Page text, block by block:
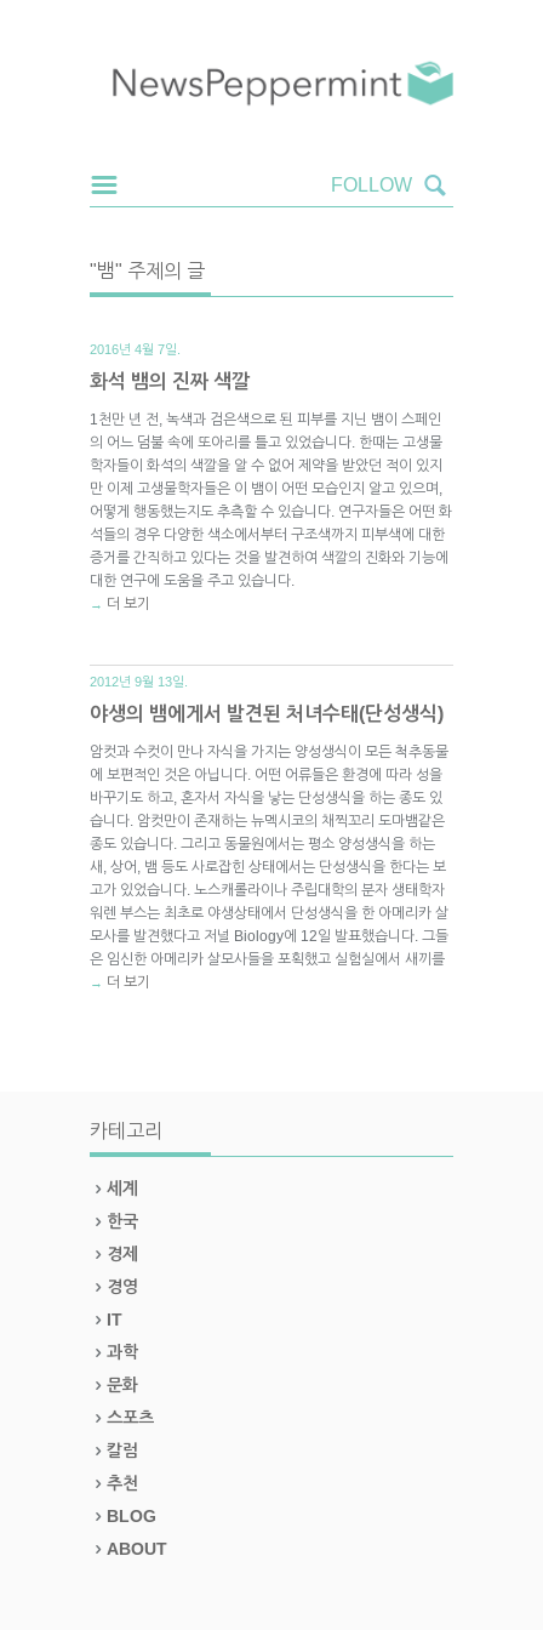
"뱀" 주제의 글
2016년 4월 7일.
화석 뱀의 진짜 색깔
1천만 년 전, 녹색과 검은색으로 된 피부를 지닌 뱀이 스페인
의 어느 덤불 속에 또아리를 틀고 있었습니다. 한때는 고생물
학자들이 화석의 색깔을 알 수 없어 제약을 받았던 적이 있지
만 이제 고생물학자들은 이 뱀이 어떤 모습인지 알고 있으며,
어떻게 행동했는지도 추측할 수 있습니다. 연구자들은 어떤 화
석들의 경우 다양한 색소에서부터 구조색까지 피부색에 대한
증거를 간직하고 있다는 것을 발견하여 색깔의 진화와 기능에
대한 연구에 도움을 주고 있습니다.
→ 더 보기
2012년 9월 13일.
야생의 뱀에게서 발견된 처녀수태(단성생식)
암컷과 수컷이 만나 자식을 가지는 양성생식이 모든 척추동물
에 보편적인 것은 아닙니다. 어떤 어류들은 환경에 따라 성을
바꾸기도 하고, 혼자서 자식을 낳는 단성생식을 하는 종도 있
습니다. 암컷만이 존재하는 뉴멕시코의 채찍꼬리 도마뱀같은
종도 있습니다. 그리고 동물원에서는 평소 양성생식을 하는
새, 상어, 뱀 등도 사로잡힌 상태에서는 단성생식을 한다는 보
고가 있었습니다. 노스캐롤라이나 주립대학의 분자 생태학자
워렌 부스는 최초로 야생상태에서 단성생식을 한 아메리카 살
모사를 발견했다고 저널 Biology에 12일 발표했습니다. 그들
은 임신한 아메리카 살모사들을 포획했고 실험실에서 새끼를
→ 더 보기
카테고리
세계
한국
경제
경영
IT
과학
문화
스포츠
칼럼
추천
BLOG
ABOUT